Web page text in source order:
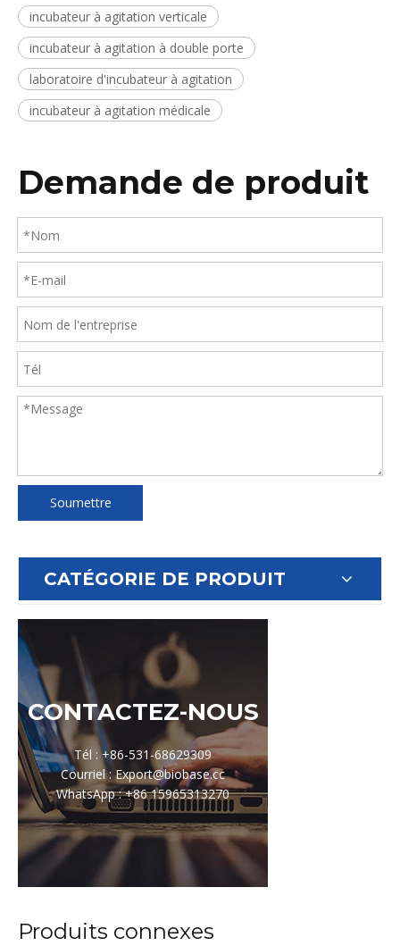
incubateur à agitation verticale
incubateur à agitation à double porte
laboratoire d'incubateur à agitation
incubateur à agitation médicale
Demande de produit
Soumettre
CATÉGORIE DE PRODUIT
CONTACTEZ-NOUS
Tél : +86-531-68629309
Courriel : Export@biobase.cc
WhatsApp : +86 15965313270
Produits connexes